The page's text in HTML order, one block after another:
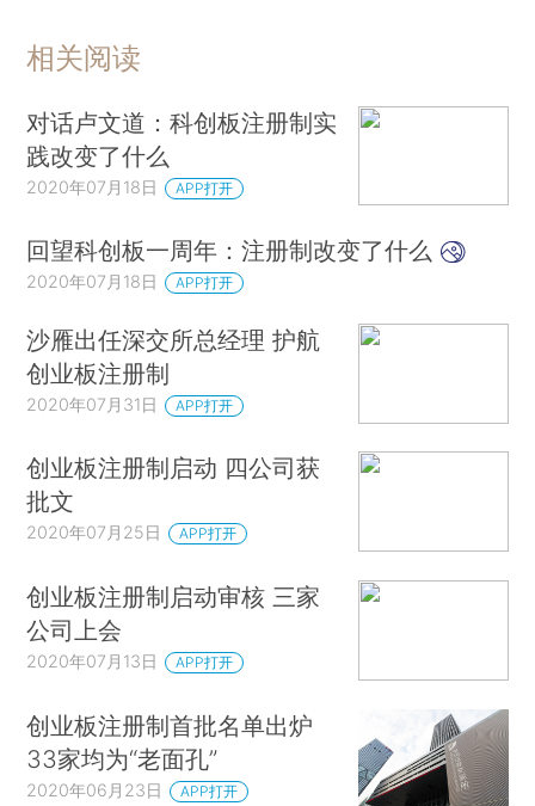
相关阅读
对话卢文道：科创板注册制实
践改变了什么
2020年07月18日 APP打开
回望科创板一周年：注册制改变了什么
2020年07月18日 APP打开
沙雁出任深交所总经理 护航
创业板注册制
2020年07月31日 APP打开
创业板注册制启动 四公司获
批文
2020年07月25日 APP打开
创业板注册制启动审核 三家
公司上会
2020年07月13日 APP打开
创业板注册制首批名单出炉
33家均为“老面孔”
2020年06月23日 APP打开